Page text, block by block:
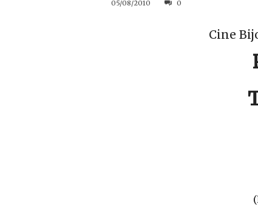
05/08/2010 0
Cine